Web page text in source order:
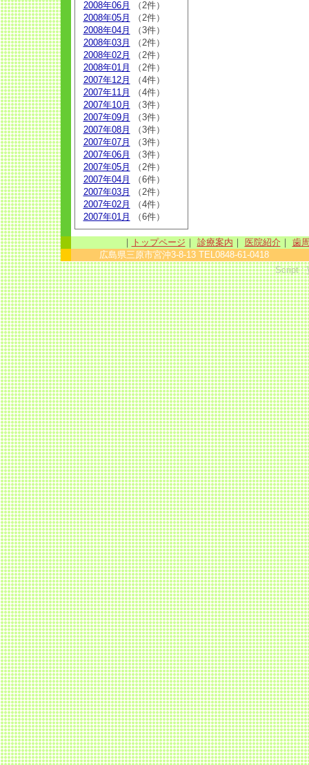
2008年06月
（2件）
2008年05月
（2件）
2008年04月
（3件）
2008年03月
（2件）
2008年02月
（2件）
2008年01月
（2件）
2007年12月
（4件）
2007年11月
（4件）
2007年10月
（3件）
2007年09月
（3件）
2007年08月
（3件）
2007年07月
（3件）
2007年06月
（3件）
2007年05月
（2件）
2007年04月
（6件）
2007年03月
（2件）
2007年02月
（4件）
2007年01月
（6件）
｜ トップページ ｜ 診療案内 ｜ 医院紹介｜
歯
広島県三原市宮沖3-8-13 TEL0848-61-0418
Script :